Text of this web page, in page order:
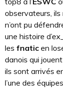
observateurs,
n’ont pu
une histoire
les fnatic en
danois qui
ils sont arrivés
l’une des